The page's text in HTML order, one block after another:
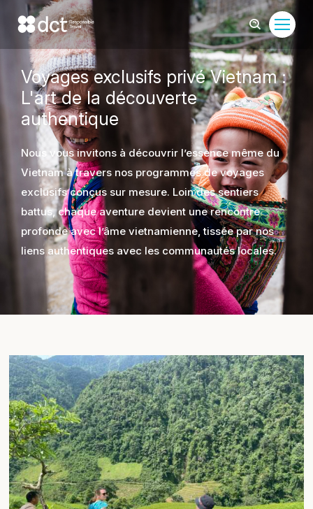
Voyages exclusifs privé Vietnam :
L'art de la découverte
authentique
Nous vous invitons à découvrir l’essence même du
Vietnam à travers nos programmes de voyages
exclusifs conçus sur mesure. Loin des sentiers
battus, chaque aventure devient une rencontre
profonde avec l’âme vietnamienne, tissée par nos
liens authentiques avec les communautés locales.